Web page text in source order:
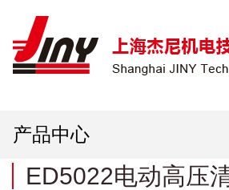
产品中心
ED5022电动高压